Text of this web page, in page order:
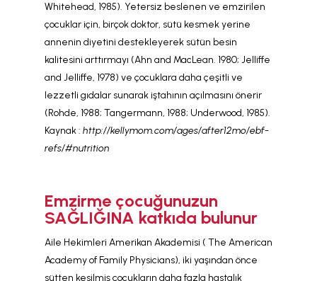
Whitehead, 1985). Yetersiz beslenen ve emzirilen
çocuklar için, birçok doktor, sütü kesmek yerine
annenin diyetini destekleyerek sütün besin
kalitesini arttırmayı (Ahn and MacLean. 1980; Jelliffe
and Jelliffe, 1978) ve çocuklara daha çeşitli ve
lezzetli gıdalar sunarak iştahının açılmasını önerir
(Rohde, 1988; Tangermann, 1988; Underwood, 1985).
Kaynak : http://kellymom.com/ages/after12mo/ebf-
refs/#nutrition
Emzirme çocuğunuzun
SAĞLIĞINA katkıda bulunur
Aile Hekimleri Amerikan Akademisi ( The American
Academy of Family Physicians), iki yaşından önce
sütten kesilmiş çocukların daha fazla hastalık